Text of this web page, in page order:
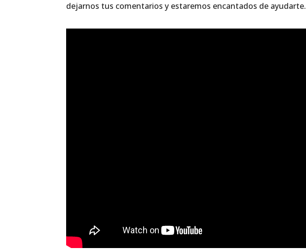
dejarnos tus comentarios y estaremos encantados de ayudarte.